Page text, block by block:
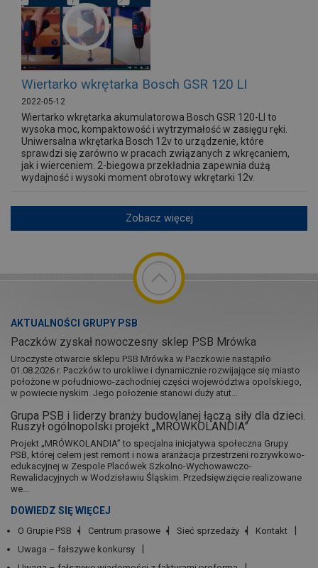
Wiertarko wkrętarka Bosch GSR 120 LI
2022-05-12
Wiertarko wkrętarka akumulatorowa Bosch GSR 120-LI to
wysoka moc, kompaktowość i wytrzymałość w zasięgu ręki.
Uniwersalna wkrętarka Bosch 12v to urządzenie, które
sprawdzi się zarówno w pracach związanych z wkręcaniem,
jak i wierceniem. 2-biegowa przekładnia zapewnia dużą
wydajność i wysoki moment obrotowy wkrętarki 12v.
Zobacz więcej
AKTUALNOŚCI GRUPY PSB
Paczków zyskał nowoczesny sklep PSB Mrówka
Uroczyste otwarcie sklepu PSB Mrówka w Paczkowie nastąpiło
01.08.2026 r. Paczków to urokliwe i dynamicznie rozwijające się miasto
położone w południowo-zachodniej części województwa opolskiego,
w powiecie nyskim. Jego położenie stanowi duży atut...
Grupa PSB i liderzy branży budowlanej łączą siły dla dzieci.
Ruszył ogólnopolski projekt „MRÓWKOLANDIA”
Projekt „MRÓWKOLANDIA” to specjalna inicjatywa społeczna Grupy
PSB, której celem jest remont i nowa aranżacja przestrzeni rozrywkowo-
edukacyjnej w Zespole Placówek Szkolno-Wychowawczo-
Rewalidacyjnych w Wodzisławiu Śląskim. Przedsięwzięcie realizowane
we...
DOWIEDZ SIĘ WIĘCEJ
O Grupie PSB Centrum prasowe Sieć sprzedaży
Kontakt
Uwaga – fałszywe konkursy